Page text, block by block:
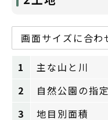
画面サイズに合わ
1 主な山と川
2
自然公園の指
3
地目別面積